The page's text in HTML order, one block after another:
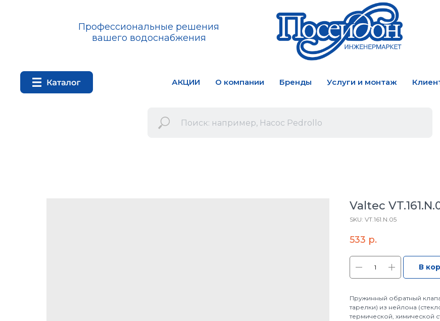
Профессиональные решения
вашего водоснабжения
АКЦИИ О компании Бренды Услуги и монтаж
Valtec
SKU: VT.161.N.05
533 р.
В
Пружинный обратный
тарелки) из нейлона
термической, химической